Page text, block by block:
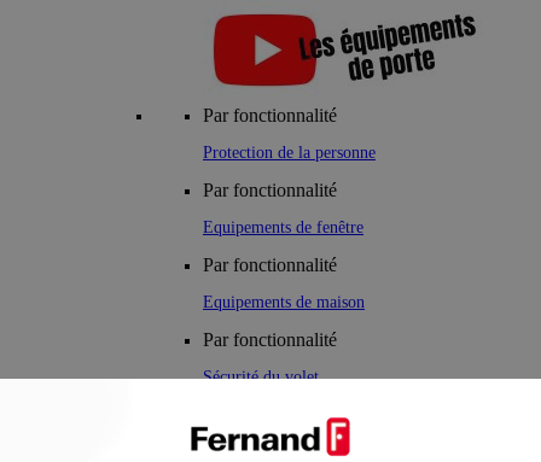
Par fonctionnalité
Protection de la personne
Par fonctionnalité
Equipements de fenêtre
Par fonctionnalité
Equipements de maison
Par fonctionnalité
Sécurité du volet
Par fonctionnalité
Cendrier